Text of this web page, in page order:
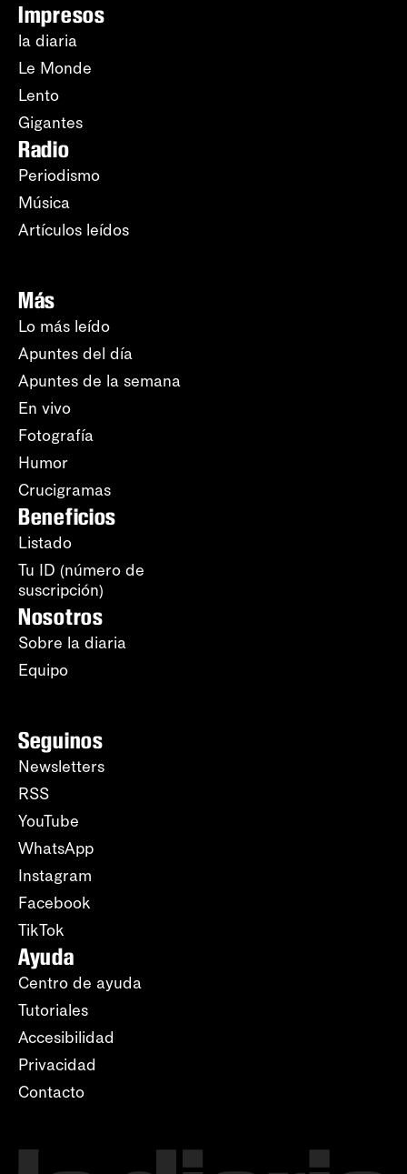
Impresos
la diaria
Le Monde
Lento
Gigantes
Radio
Periodismo
Música
Artículos leídos
Más
Lo más leído
Apuntes del día
Apuntes de la semana
En vivo
Fotografía
Humor
Crucigramas
Beneficios
Listado
Tu ID (número de
suscripción)
Nosotros
Sobre la diaria
Equipo
Seguinos
Newsletters
RSS
YouTube
WhatsApp
Instagram
Facebook
TikTok
Ayuda
Centro de ayuda
Tutoriales
Accesibilidad
Privacidad
Contacto